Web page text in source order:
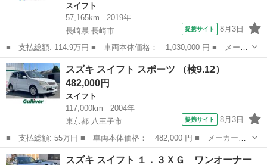
スイフト
57,165km
2019年
長崎県 長崎市
提携サイト 8月3日
■ 支払総額: 114.9万円 ■ 車両本体価格： 1,030,000 円 ■ メーカ
ー名： スズキ ■ 車種名： スイフト ■ グレード名： ＸＲリミ
テッド 純正８型ナビ 全周囲カメラ 衝突被害軽減システム レー
ダークル...
長崎 長崎市 スイフト
スズキ スイフト スポーツ （検9.12）
482,000円
スイフト
117,000km
2004年
東京都 八王子市
提携サイト 8月3日
■ 支払総額: 55万円 ■ 車両本体価格： 482,000 円 ■ メーカー
名： スズキ ■ 車種名： スイフト ■ グレード名： スポーツ
■ 排気量： 1500cc ■ ドア枚数： 3D ■ ミッション： MT5速 ...
東京 八王子市 スイフト
スズキ スイフト １．３ＸＧ ワンオーナー